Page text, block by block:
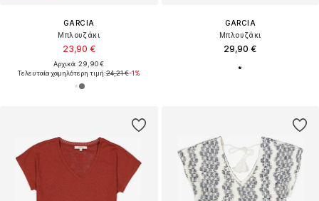
GARCIA
Μπλουζάκι
23,90 €
Αρχικά: 29,90 €
Τελευταία χαμηλότερη τιμή:24,21 €-1%
GARCIA
Μπλουζάκι
29,90 €